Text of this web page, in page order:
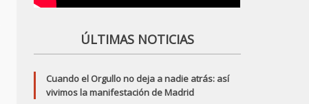
ÚLTIMAS NOTICIAS
Cuando el Orgullo no deja a nadie atrás: así
vivimos la manifestación de Madrid